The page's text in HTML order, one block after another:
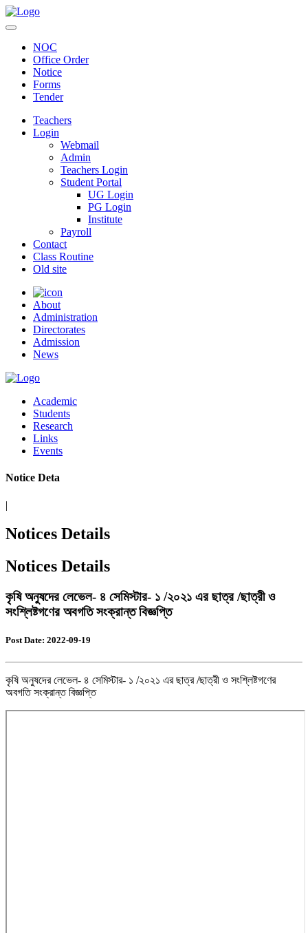
NOC
Office Order
Notice
Forms
Tender
Teachers
Login
Webmail
Admin
Teachers Login
Student Portal
UG Login
PG Login
Institute
Payroll
Contact
Class Routine
Old site
About
Administration
Directorates
Admission
News
Academic
Students
Research
Links
Events
Notice D
|
Notices Details
Notices Details
কৃষি অনুষদের লেভেল- ৪ সেমিস্টার- ১ /২০২১ এর ছাত্র /ছাত্রী ও
সংশ্লিষ্টগণের অবগতি সংক্রান্ত বিজ্ঞপ্তি
Post Date: 2022-09-19
কৃষি অনুষদের লেভেল- ৪ সেমিস্টার- ১ /২০২১ এর ছাত্র /ছাত্রী ও সংশ্লিষ্টগণের
অবগতি সংক্রান্ত বিজ্ঞপ্তি